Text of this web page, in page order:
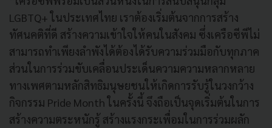
LGBTQ+ ในประเทศไทย เราต้องเริ่มต้นจากการสร้าง
ทัศนคติที่ดี สร้างความเข้าใจให้คนในสังคม ซึ่งเครือซีพีไม่
สามารถทำเพียงลำพังได้ต้องได้รับความร่วมมือกับทุกภาค
ส่วนในการร่วมขับเคลื่อนประเด็นความความหลากหลาย
ทางเพศตามหลักสิทธิมนุษยชนให้เกิดการรับรู้ในวงกว้าง
กิจกรรม Pride Month ในครั้งนี้ จึงถือเป็นจุดเริ่มต้นในการ
สร้างความตระหนักรู้ สร้างแรงกระเพื่อมในการร่วมผลัก